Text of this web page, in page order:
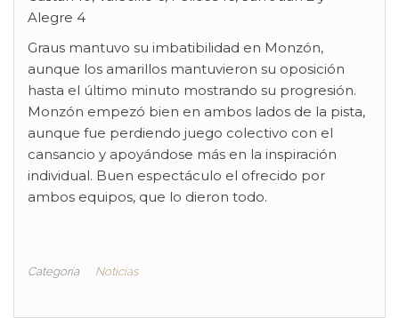
Alegre 4
Graus mantuvo su imbatibilidad en Monzón,
aunque los amarillos mantuvieron su oposición
hasta el último minuto mostrando su progresión.
Monzón empezó bien en ambos lados de la pista,
aunque fue perdiendo juego colectivo con el
cansancio y apoyándose más en la inspiración
individual. Buen espectáculo el ofrecido por
ambos equipos, que lo dieron todo.
Categoría Noticias